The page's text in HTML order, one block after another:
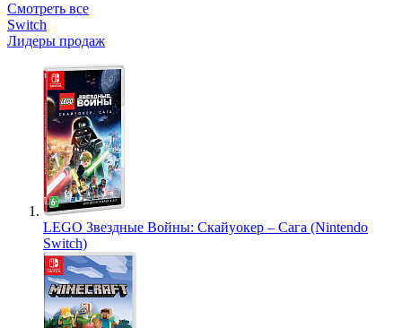
Смотреть все
Switch
Лидеры продаж
LEGO Звездные Войны: Скайуокер – Сага (Nintendo
Switch)